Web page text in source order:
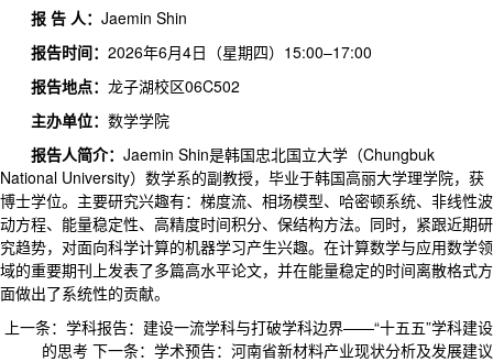
报 告 人： Jaemin Shin
报告时间： 2026年6月4日（星期四）15:00–17:00
报告地点： 龙子湖校区06C502
主办单位： 数学学院
报告人简介： Jaemin Shin是韩国忠北国立大学（Chungbuk
National University）数学系的副教授，毕业于韩国高丽大学理学院，获
博士学位。主要研究兴趣有：梯度流、相场模型、哈密顿系统、非线性波
动方程、能量稳定性、高精度时间积分、保结构方法。同时，紧跟近期研
究趋势，对面向科学计算的机器学习产生兴趣。在计算数学与应用数学领
域的重要期刊上发表了多篇高水平论文，并在能量稳定的时间离散格式方
面做出了系统性的贡献。
上一条： 学科报告：建设一流学科与打破学科边界——“十五五”学科建设
的思考 下一条： 学术预告：河南省新材料产业现状分析及发展建议